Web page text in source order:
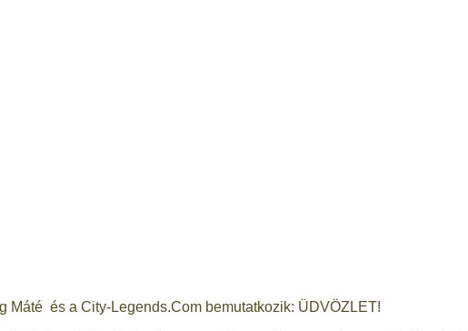
Máté és a City-Legends.Com bemutatkozik: ÜDVÖZLET!